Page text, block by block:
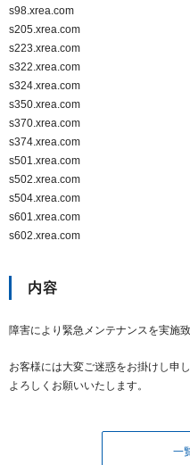
s98.xrea.com
s205.xrea.com
s223.xrea.com
s322.xrea.com
s324.xrea.com
s350.xrea.com
s370.xrea.com
s374.xrea.com
s501.xrea.com
s502.xrea.com
s504.xrea.com
s601.xrea.com
s602.xrea.com
内容
障害により緊急メンテナンスを実施致
お客様には大変ご迷惑をお掛けし申
よろしくお願いいたします。
一